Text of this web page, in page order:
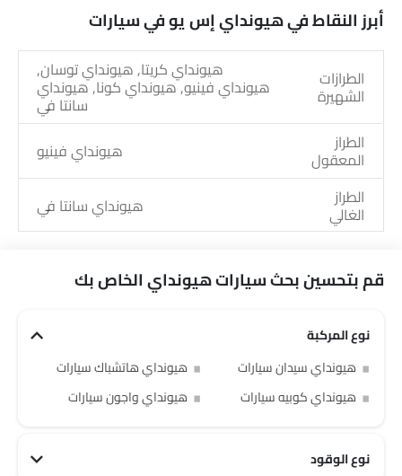
أبرز النقاط في هيونداي إس يو في سيارات
الطرازات
الشهيرة
هيونداي كريتا, هيونداي توسان,
هيونداي فينيو, هيونداي كونا, هيونداي
سانتا في
الطراز
المعقول
هيونداي فينيو
الطراز
الغالي
هيونداي سانتا في
القادمة هيونداي إنستر, هيونداي أيونيك 9
قم بتحسين بحث سيارات هيونداي الخاص بك
نوع المركبة
هيونداي سيدان سيارات
هيونداي هاتشباك سيارات
هيونداي كوبيه سيارات
هيونداي واجون سيارات
نوع الوقود